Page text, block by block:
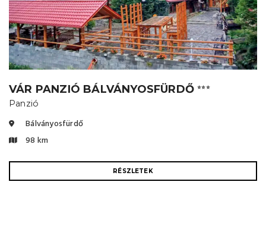
VÁR PANZIÓ BÁLVÁNYOSFÜRDŐ⭐⭐⭐
Panzió
Bálványosfürdő
98 km
RÉSZLETEK